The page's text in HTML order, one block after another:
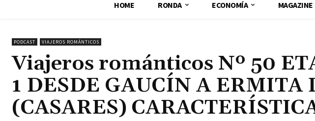
HOME RONDA ECONOMÍA MAGAZINE
PODCAST VIAJEROS ROMÁNTICOS
Viajeros románticos Nº 50
1 DESDE GAUCÍN A ERMITA
(CASARES)